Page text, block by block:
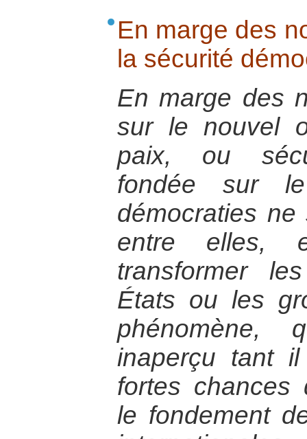
En marge des
la sécurité
En marge des
sur le nouvel
paix, ou
fondée sur
démocraties
entre elles,
transformer
États ou les
phénomène,
inaperçu tant
fortes chances
le fondement